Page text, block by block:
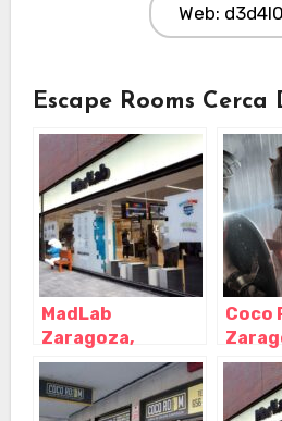
Web:
Escape Rooms Cerca
MadLab
Zaragoza,
Zaragoza –
Zaragoza
Coco